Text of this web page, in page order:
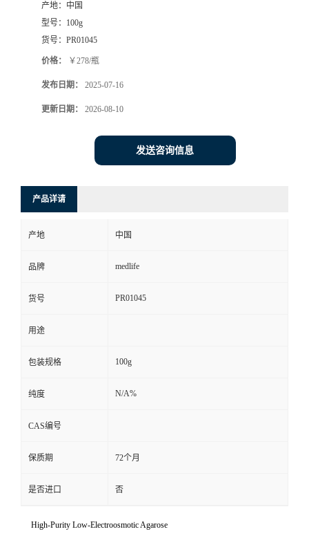
产地： 中国
型号： 100g
货号： PR01045
价格： ￥278/瓶
发布日期： 2025-07-16
更新日期： 2026-08-10
发送咨询信息
产品详请
产地 中国
品牌 medlife
货号 PR01045
用途
包装规格 100g
纯度 N/A%
CAS编号
保质期 72个月
是否进口 否
High-Purity Low-Electroosmotic Agarose